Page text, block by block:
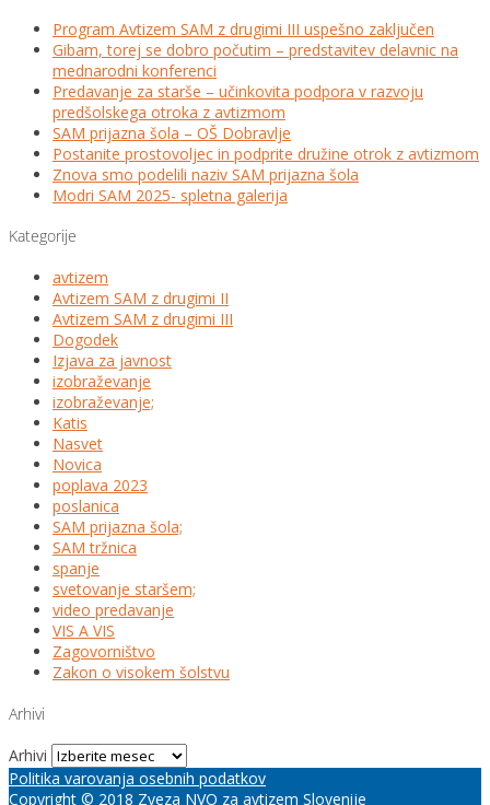
Program Avtizem SAM z drugimi III uspešno zaključen
Gibam, torej se dobro počutim – predstavitev delavnic na
mednarodni konferenci
Predavanje za starše – učinkovita podpora v razvoju
predšolskega otroka z avtizmom
SAM prijazna šola – OŠ Dobravlje
Postanite prostovoljec in podprite družine otrok z avtizmom
Znova smo podelili naziv SAM prijazna šola
Modri SAM 2025- spletna galerija
Kategorije
avtizem
Avtizem SAM z drugimi II
Avtizem SAM z drugimi III
Dogodek
Izjava za javnost
izobraževanje
izobraževanje;
Katis
Nasvet
Novica
poplava 2023
poslanica
SAM prijazna šola;
SAM tržnica
spanje
svetovanje staršem;
video predavanje
VIS A VIS
Zagovorništvo
Zakon o visokem šolstvu
Arhivi
Arhivi
Politika varovanja osebnih podatkov
Copyright © 2018 Zveza NVO za avtizem Slovenije